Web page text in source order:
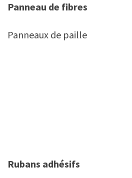
Panneau de fibres
Panneaux de paille
Rubans adhésifs